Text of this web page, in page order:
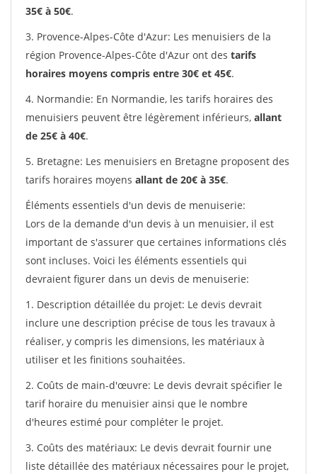
35€ à 50€.
3. Provence-Alpes-Côte d'Azur: Les menuisiers de la
région Provence-Alpes-Côte d'Azur ont des tarifs
horaires moyens compris entre 30€ et 45€.
4. Normandie: En Normandie, les tarifs horaires des
menuisiers peuvent être légèrement inférieurs, allant
de 25€ à 40€.
5. Bretagne: Les menuisiers en Bretagne proposent des
tarifs horaires moyens allant de 20€ à 35€.
Éléments essentiels d'un devis de menuiserie:
Lors de la demande d'un devis à un menuisier, il est
important de s'assurer que certaines informations clés
sont incluses. Voici les éléments essentiels qui
devraient figurer dans un devis de menuiserie:
1. Description détaillée du projet: Le devis devrait
inclure une description précise de tous les travaux à
réaliser, y compris les dimensions, les matériaux à
utiliser et les finitions souhaitées.
2. Coûts de main-d'œuvre: Le devis devrait spécifier le
tarif horaire du menuisier ainsi que le nombre
d'heures estimé pour compléter le projet.
3. Coûts des matériaux: Le devis devrait fournir une
liste détaillée des matériaux nécessaires pour le projet,